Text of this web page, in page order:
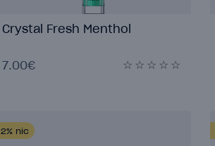
Crystal Fresh Menthol
7.00€
2% nic